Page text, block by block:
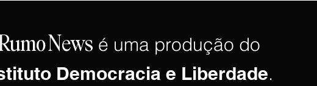
News é uma produção do
Democracia e Liberdade.